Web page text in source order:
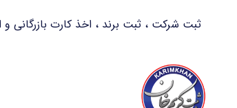
ثبت شرکت ، ثبت برند ، اخذ کارت بازرگانی و اخذ رتبه